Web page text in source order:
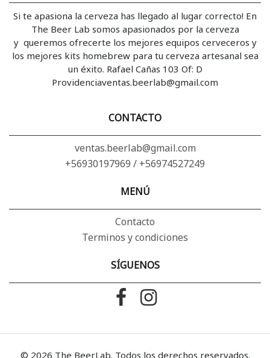
Si te apasiona la cerveza has llegado al lugar correcto! En
The Beer Lab somos apasionados por la cerveza
y queremos ofrecerte los mejores equipos cerveceros y
los mejores kits homebrew para tu cerveza artesanal sea
un éxito. Rafael Cañas 103 Of: D
Providenciaventas.beerlab@gmail.com
CONTACTO
ventas.beerlab@gmail.com
+56930197969 / +56974527249
MENÚ
Contacto
Terminos y condiciones
SÍGUENOS
© 2026 The BeerLab. Todos los derechos reservados.